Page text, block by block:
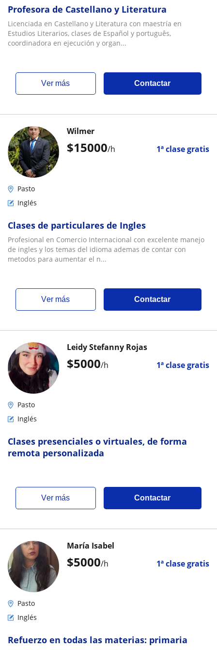
Profesora de Castellano y Literatura
Licenciada en Castellano y Literatura con maestría en
Estudios Literarios, clases de Español y português,
coordinadora en ejecución y organ...
ver más Contactar
$15000/h 1ª clase gratis
Wilmer
Pasto
Inglés
Clases de particulares de Ingles
Profesional en Comercio Internacional con excelente manejo
de ingles y los temas del idioma ademas de contar con
metodos para aumentar el n...
ver más Contactar
$5000/h 1ª clase gratis
Leidy Stefanny Rojas
Pasto
Inglés
Clases presenciales o virtuales, de forma
remota personalizada
ver más Contactar
$5000/h 1ª clase gratis
María Isabel
Pasto
Inglés
Refuerzo en todas las materias: primaria